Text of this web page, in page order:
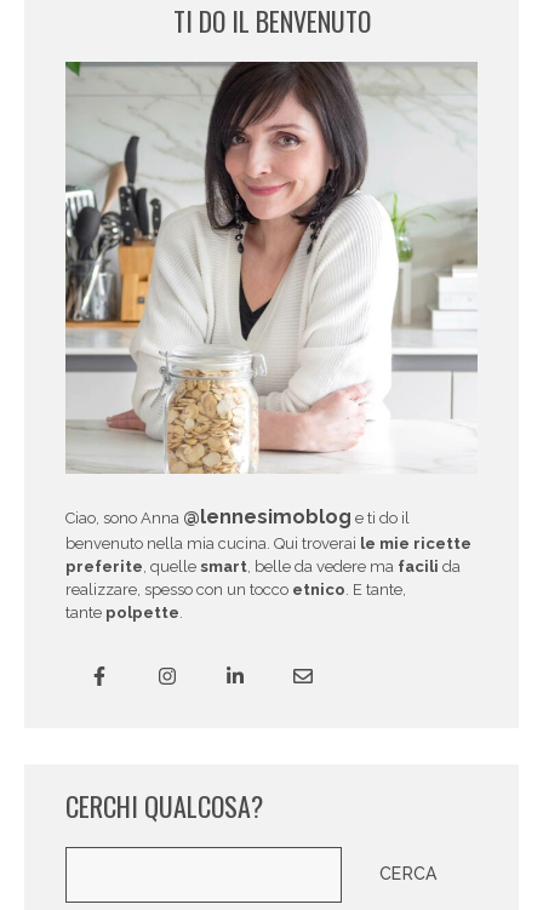
TI DO IL BENVENUTO
Ciao, sono Anna @lennesimoblog e ti do il
benvenuto nella mia cucina. Qui troverai le mie ricette
preferite, quelle smart, belle da vedere ma facili da
realizzare, spesso con un tocco etnico. E tante,
tante polpette.
CERCHI QUALCOSA?
CERCA